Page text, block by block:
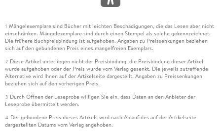
1 Mängelexemplare sind Bücher mit leichten Beschädigungen, die das Lesen aber nicht
einschränken. Mängelexemplare sind durch einen Stempel als solche gekennzeichnet.
Die frühere Buchpreisbindung ist aufgehoben. Angaben zu Preissenkungen beziehen
sich auf den gebundenen Preis eines mangelfreien Exemplars.
2 Diese Artikel unterliegen nicht der Preisbindung, die Preisbindung dieser Artikel
wurde aufgehoben oder der Preis wurde vom Verlag gesenkt. Die jeweils zutreffende
Alternative wird Ihnen auf der Artikelseite dargestellt. Angaben zu Preissenkungen
beziehen sich auf den vorherigen Preis.
3 Durch Öffnen der Leseprobe willigen Sie ein, dass Daten an den Anbieter der
Leseprobe übermittelt werden.
4 Der gebundene Preis dieses Artikels wird nach Ablauf des auf der Artikelseite
dargestellten Datums vom Verlag angehoben.